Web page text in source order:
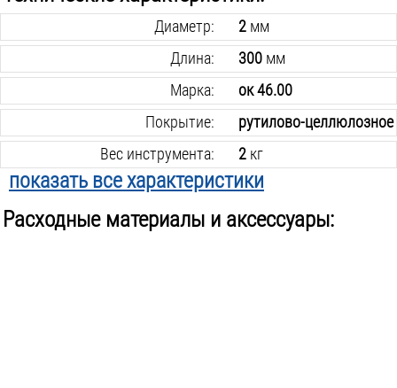
Диаметр: 2мм
Длина:
300мм
Марка:
ок 46.00
Покрытие:
рутилово-целлюлозное
Вес инструмента:
2кг
показать все характеристики
Расходные материалы и аксессуары: